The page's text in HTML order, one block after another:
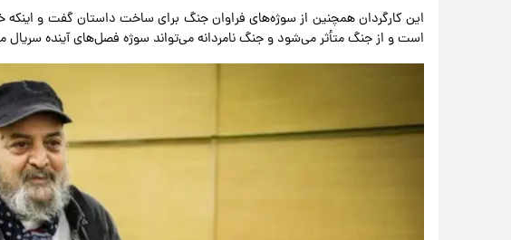
این کارگردان همچنین از سوژه‌های فراوان جنگ برای ساخت داستان گفت و اینکه
است و از جنگ متأثر می‌شود و جنگ نامردانه می‌تواند سوژه فصل‌های آینده